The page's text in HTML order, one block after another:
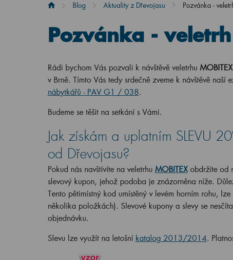
Blog Aktuality z Dřevojasu Pozvánka -
Pozvánka -
Rádi bychom Vás pozvali k návštěvě veletrhu
v Brně. Tímto Vás tedy srdečně zveme k návštěvě naší
nábytkářů - PAV G1 / 038.
Budeme se těšit na setkání s Vámi.
Jak získám a uplatním SLEVU
od Dřevojasu?
Pokud nás navštívíte na veletrhu MOBITEXobdržíte od
slevový kupon, jehož podoba je znázorněna níže.
Tento pětimístný kod umístěný v levém horním rohu,
několika položkách). Slevové kupony a slevy se
objednávku.
Slevu lze využít na letošní katalog 2013/2014.